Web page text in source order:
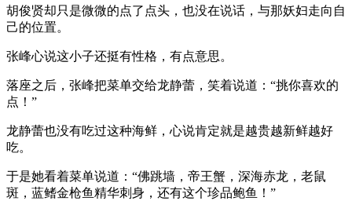
胡俊贤却只是微微的点了点头，也没在说话，与那妖妇走向自
己的位置。
张峰心说这小子还挺有性格，有点意思。
落座之后，张峰把菜单交给龙静蕾，笑着说道：“挑你喜欢的
点！”
龙静蕾也没有吃过这种海鲜，心说肯定就是越贵越新鲜越好
吃。
于是她看着菜单说道：“佛跳墙，帝王蟹，深海赤龙，老鼠
斑，蓝鳍金枪鱼精华刺身，还有这个珍品鲍鱼！”